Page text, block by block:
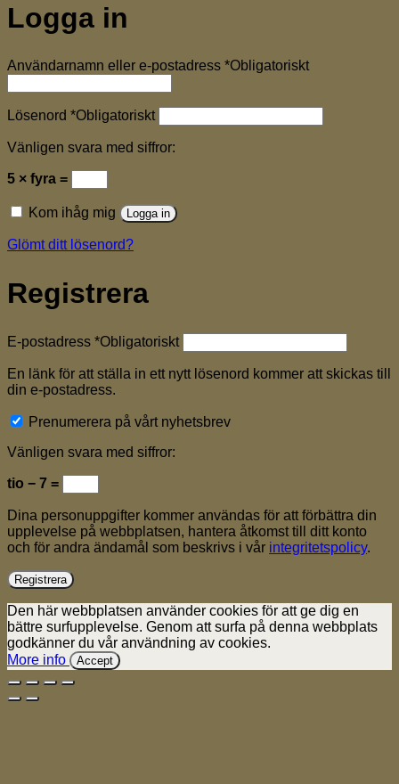
Logga in
Användarnamn eller e-postadress *Obligatoriskt
Lösenord *Obligatoriskt
Vänligen svara med siffror:
5 × fyra =
Kom ihåg mig Logga in
Glömt ditt lösenord?
Registrera
E-postadress *Obligatoriskt
En länk för att ställa in ett nytt lösenord kommer att skickas till
din e-postadress.
Prenumerera på vårt nyhetsbrev
Vänligen svara med siffror:
tio − 7 =
Dina personuppgifter kommer användas för att förbättra din
upplevelse på webbplatsen, hantera åtkomst till ditt konto
och för andra ändamål som beskrivs i vår integritetspolicy.
Registrera
Den här webbplatsen använder cookies för att ge dig en
bättre surfupplevelse. Genom att surfa på denna webbplats
godkänner du vår användning av cookies.
More info
Accept